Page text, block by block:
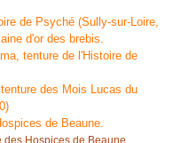
de Psyché (Sully-sur-Loire,
d'or des brebis.
tenture de l'Histoire de
des Mois Lucas du
de Beaune.
des Hospices de Beaune.